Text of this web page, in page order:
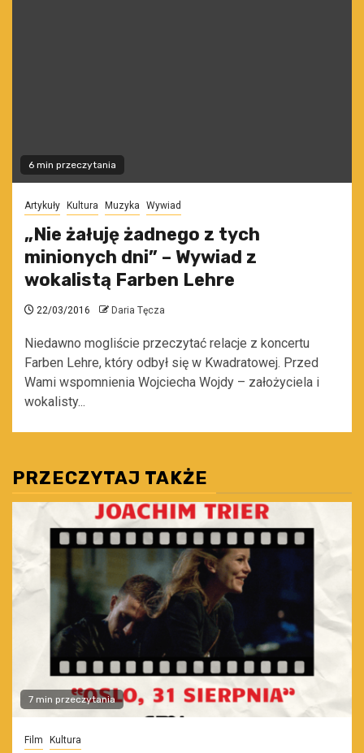
6 min przeczytania
Artykuły Kultura Muzyka Wywiad
„Nie żałuję żadnego z tych
minionych dni” – Wywiad z
wokalistą Farben Lehre
22/03/2016 Daria Tęcza
Niedawno mogliście przeczytać relacje z koncertu
Farben Lehre, który odbył się w Kwadratowej. Przed
Wami wspomnienia Wojciecha Wojdy – założyciela i
wokalisty...
PRZECZYTAJ TAKŻE
7 min przeczytania
Film Kultura